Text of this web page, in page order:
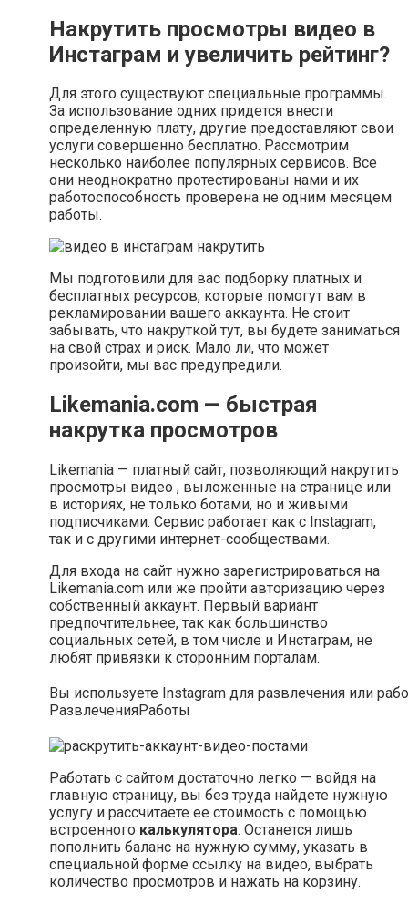
Накрутить просмотры видео в
Инстаграм и увеличить рейтинг?
Для этого существуют специальные программы.
За использование одних придется внести
определенную плату, другие предоставляют свои
услуги совершенно бесплатно. Рассмотрим
несколько наиболее популярных сервисов. Все
они неоднократно протестированы нами и их
работоспособность проверена не одним месяцем
работы.
Мы подготовили для вас подборку платных и
бесплатных ресурсов, которые помогут вам в
рекламировании вашего аккаунта. Не стоит
забывать, что накруткой тут, вы будете заниматься
на свой страх и риск. Мало ли, что может
произойти, мы вас предупредили.
Likemania.com — быстрая
накрутка просмотров
Likemania — платный сайт, позволяющий накрутить
просмотры видео , выложенные на странице или
в историях, не только ботами, но и живыми
подписчиками. Сервис работает как с Instagram,
так и с другими интернет-сообществами.
Для входа на сайт нужно зарегистрироваться на
Likemania.com или же пройти авторизацию через
собственный аккаунт. Первый вариант
предпочтительнее, так как большинство
социальных сетей, в том числе и Инстаграм, не
любят привязки к сторонним порталам.
Вы используете Instagram для развлечения или
РазвлеченияРаботы
Работать с сайтом достаточно легко — войдя на
главную страницу, вы без труда найдете нужную
услугу и рассчитаете ее стоимость с помощью
встроенного калькулятора. Останется лишь
пополнить баланс на нужную сумму, указать в
специальной форме ссылку на видео, выбрать
количество просмотров и нажать на корзину.